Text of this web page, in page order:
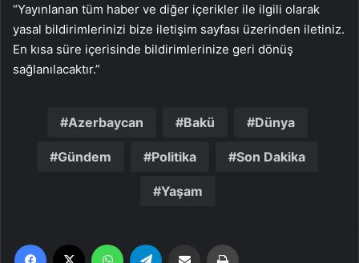
“Yayınlanan tüm haber ve diğer içerikler ile ilgili olarak
yasal bildirimlerinizi bize iletişim sayfası üzerinden iletiniz.
En kısa süre içerisinde bildirimlerinize geri dönüş
sağlanılacaktır.”
Azerbaycan Bakü Dünya
Gündem Politika Son Dakika
Yaşam
Facebook WhatsApp Email'den paylaş